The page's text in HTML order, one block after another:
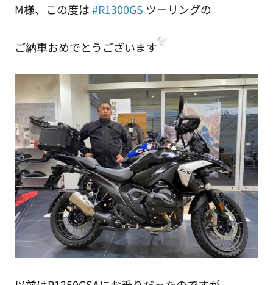
M様、この度は#R1300GS ツーリングの
ご納車おめでとうございます